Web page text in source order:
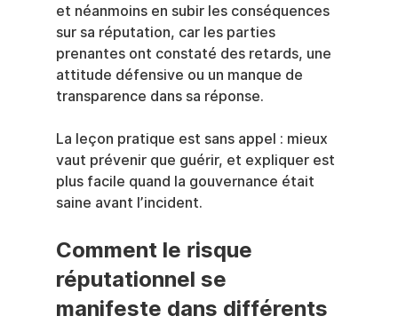
et néanmoins en subir les conséquences
sur sa réputation, car les parties
prenantes ont constaté des retards, une
attitude défensive ou un manque de
transparence dans sa réponse.
La leçon pratique est sans appel : mieux
vaut prévenir que guérir, et expliquer est
plus facile quand la gouvernance était
saine avant l’incident.
Comment le risque
réputationnel se
manifeste dans différents